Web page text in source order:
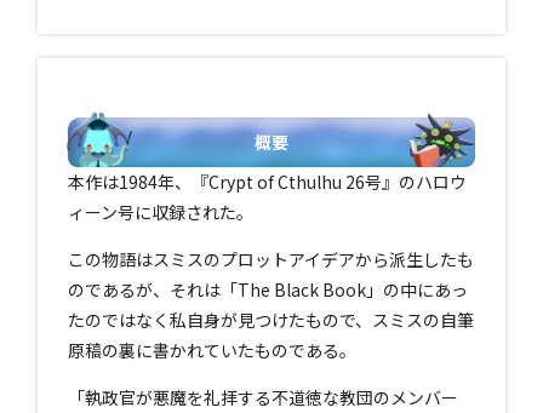
概要
本作は1984年、『Crypt of Cthulhu 26号』のハロウ
ィーン号に収録された。
この物語はスミスのプロットアイデアから派生したも
のであるが、それは「The Black Book」の中にあっ
たのではなく私自身が見つけたもので、スミスの自筆
原稿の裏に書かれていたものである。
「執政官が悪魔を礼拝する不道徳な教団のメンバー